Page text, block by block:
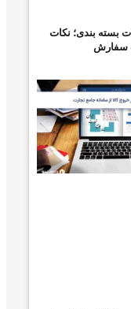
بسته بندی؛ نکات
سفارش